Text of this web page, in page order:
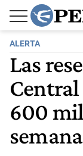
ALERTA
Las
Central
600
semana